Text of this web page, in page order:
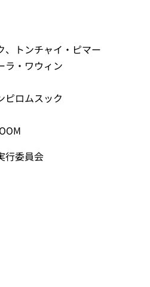
、トンチャイ・ピマー
ラ・ワウィン
ピロムスック
行委員会